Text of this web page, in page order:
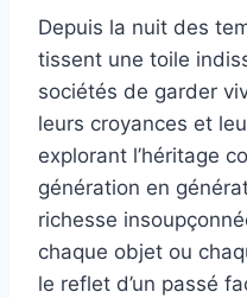
Depuis la nuit des
tissent une toile
sociétés de garder
leurs croyances et
explorant l’héritage
génération en
richesse
chaque objet ou
le reflet d’un passé